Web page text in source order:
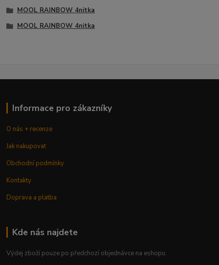
MOOL RAINBOW 4nitka
MOOL RAINBOW 4nitka
Informace pro zákazníky
O nás + recenze
Jak nakupovat
Obchodní podmínky
Kontakty
Doprava a platba
Kde nás najdete
Výdej zboží pouze po předchozí objednávce na eshopu.